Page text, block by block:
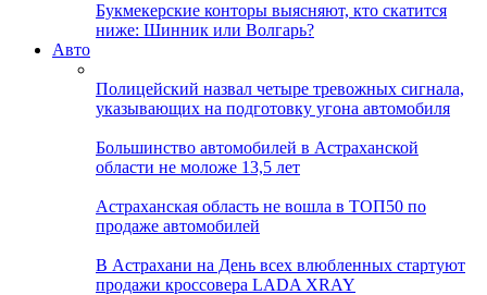
Букмекерские конторы выясняют, кто скатится
ниже: Шинник или Волгарь?
Авто
Полицейский назвал четыре тревожных сигнала,
указывающих на подготовку угона автомобиля
Большинство автомобилей в Астраханской
области не моложе 13,5 лет
Астраханская область не вошла в ТОП50 по
продаже автомобилей
В Астрахани на День всех влюбленных стартуют
продажи кроссовера LADA XRAY